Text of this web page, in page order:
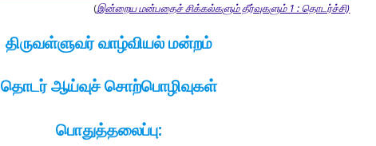
(இன்றைய மன்பதைச் சிக்கல்களும் தீர்வுகளும் 1 : தொடர்ச்சி)
திருவள்ளுவர் வாழ்வியல் மன்றம்
தொடர் ஆய்வுச் சொற்பொழிவுகள்
பொதுத்தலைப்பு: